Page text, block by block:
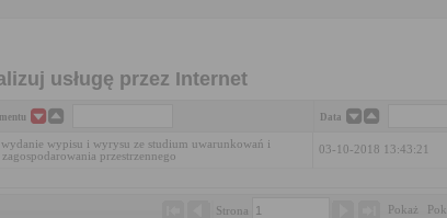
usługę przez Internet
Data
wypisu i wyrysu ze studium uwarunkowań i
przestrzennego
03-10-2018 13:43:21
Strona Pokaż